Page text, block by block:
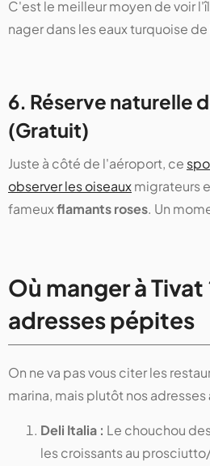
C'est le meilleur moyen de voir
nager dans les eaux turquoise
6. Réserve naturelle
(Gratuit)
Juste à côté de l'aéroport, ce
observer les oiseauxmigrateurs
fameuxflamants roses. Un
Où manger à Tivat
adresses pépites
On ne va pas vous citer les
marina, mais plutôt nos adresses
Deli Italia : Le chouchou
les croissants au